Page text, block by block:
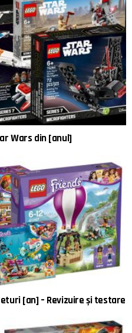
Wars din [anul]
[an] – Revizuire și testare